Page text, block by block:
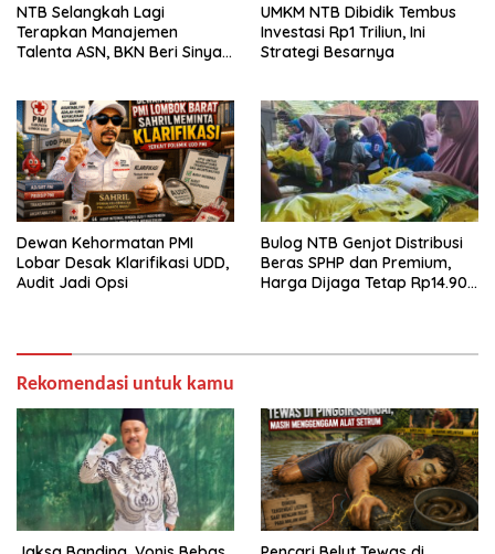
NTB Selangkah Lagi
Terapkan Manajemen
Talenta ASN, BKN Beri Sinyal
UMKM NTB Dibidik Tembus
Investasi Rp1 Triliun, Ini
Strategi Besarnya
Dewan Kehormatan PMI
Lobar Desak Klarifikasi UDD,
Audit Jadi Opsi
Bulog NTB Genjot Distribusi
Beras SPHP dan Premium,
Harga Dijaga Tetap Rp14.900
Rekomendasi untuk kamu